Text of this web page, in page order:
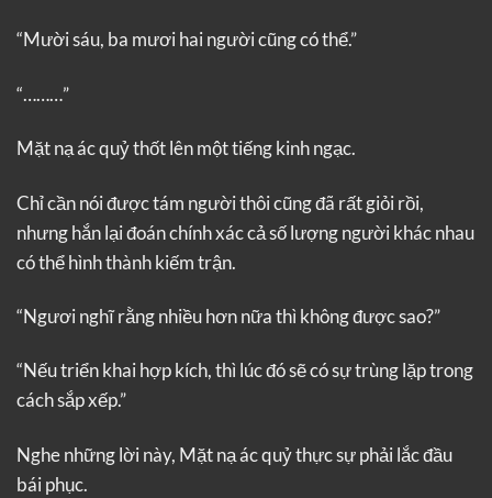
“Mười sáu, ba mươi hai người cũng có thể.”
“………”
Mặt nạ ác quỷ thốt lên một tiếng kinh ngạc.
Chỉ cần nói được tám người thôi cũng đã rất giỏi rồi,
nhưng hắn lại đoán chính xác cả số lượng người khác nhau
có thể hình thành kiếm trận.
“Ngươi nghĩ rằng nhiều hơn nữa thì không được sao?”
“Nếu triển khai hợp kích, thì lúc đó sẽ có sự trùng lặp trong
cách sắp xếp.”
Nghe những lời này, Mặt nạ ác quỷ thực sự phải lắc đầu
bái phục.